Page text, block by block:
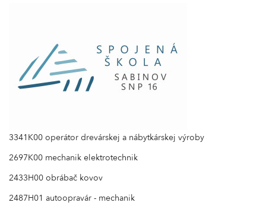
3341K00 operátor drevárskej a nábytkárskej výroby
2697K00 mechanik elektrotechnik
2433H00 obrábač kovov
2487H01 autoopravár - mechanik